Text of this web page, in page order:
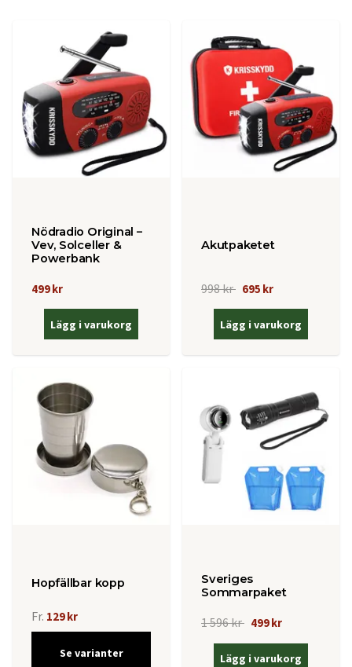
Nödradio Original –
Vev, Solceller &
Powerbank
499 kr
Lägg i varukorg
Akutpaketet
998 kr 695 kr
Lägg i varukorg
Hopfällbar kopp
Fr. 129 kr
Se varianter
Sveriges
Sommarpaket
1 596 kr 499 kr
Lägg i varukorg